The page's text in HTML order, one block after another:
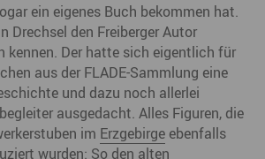
ein eigenes Buch bekommen hat.
Drechsel den Freiberger Autor
kennen. Der hatte sich eigentlich für
aus der FLADE-Sammlung eine
und dazu noch allerlei
ausgedacht. Alles Figuren, die
im Erzgebirge ebenfalls
wurden: So den alten